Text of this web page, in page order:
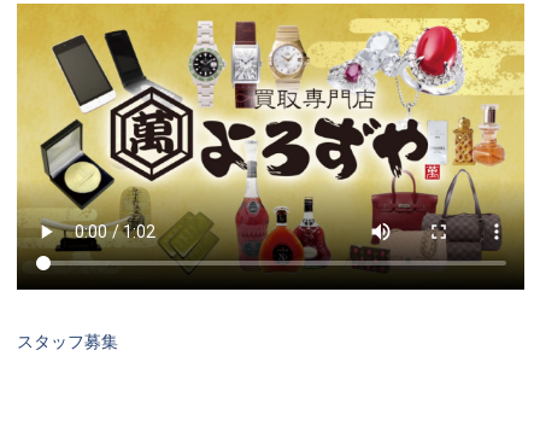
スタッフ募集